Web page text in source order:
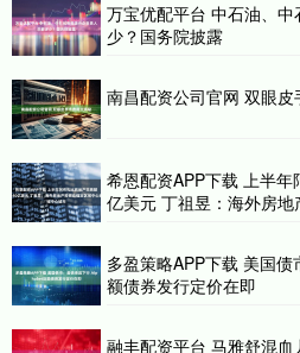
万宝优配平台 中石油、
少？国务院披露
南昌配资公司官网 双眼
希恩配资APP下载 上半
亿美元 丁祖昱：海外房
多盈策略APP下载 美国
额债券发行定价在即
融丰配资平台 马雅舒混